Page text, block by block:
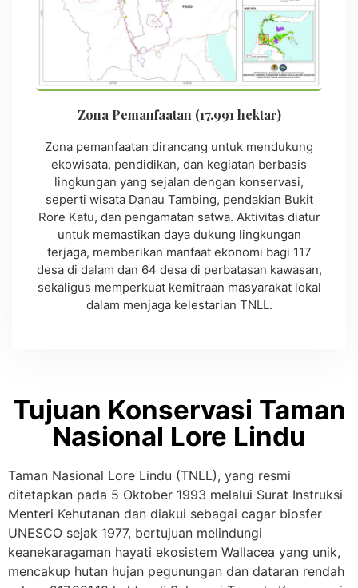
Zona Pemanfaatan (17.991 hektar)
Zona pemanfaatan dirancang untuk mendukung
ekowisata, pendidikan, dan kegiatan berbasis
lingkungan yang sejalan dengan konservasi,
seperti wisata Danau Tambing, pendakian Bukit
Rore Katu, dan pengamatan satwa. Aktivitas diatur
untuk memastikan daya dukung lingkungan
terjaga, memberikan manfaat ekonomi bagi 117
desa di dalam dan 64 desa di perbatasan kawasan,
sekaligus memperkuat kemitraan masyarakat lokal
dalam menjaga kelestarian TNLL.
Tujuan Konservasi Taman
Nasional Lore Lindu
Taman Nasional Lore Lindu (TNLL), yang resmi
ditetapkan pada 5 Oktober 1993 melalui Surat Instruksi
Menteri Kehutanan dan diakui sebagai cagar biosfer
UNESCO sejak 1977, bertujuan melindungi
keanekaragaman hayati ekosistem Wallacea yang unik,
mencakup hutan hujan pegunungan dan dataran rendah